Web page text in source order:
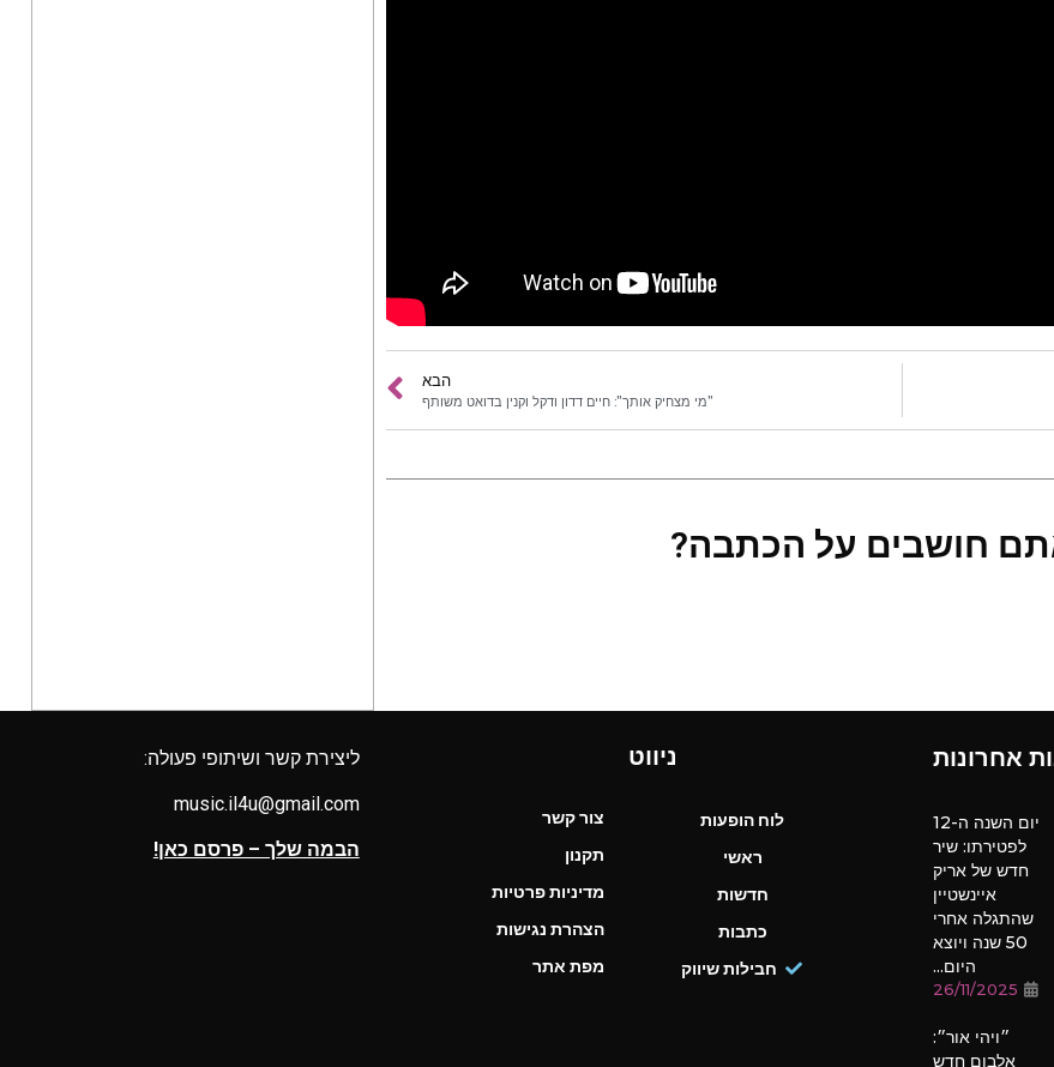
הבא
"מי מצחיק אותך": חיים דדון ודקל וקנין בדואט משותף
חושבים על הכתבה?
אחרונות
יום השנה ה-12
לפטירתו: שיר
חדש של אריק
איינשטיין
שהתגלה אחרי
50 שנה ויוצא
היום...
26/11/2025
״ויהי אור״:
אלבום חדש
ניווט
לוח הופעות
ראשי
חדשות
כתבות
חבילות שיווק
צור קשר
תקנון
מדיניות פרטיות
הצהרת נגישות
מפת אתר
ליצירת קשר ושיתופי פעולה:
music.il4u@gmail.com
הבמה שלך – פרסם כאן!